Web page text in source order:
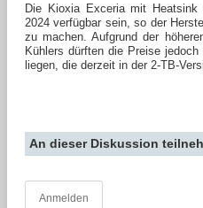
Die Kioxia Exceria mit
2024 verfügbar sein, so der
zu machen. Aufgrund der
Kühlers dürften die Preise
liegen, die derzeit in der 2-TB-
An dieser Diskussion
Anmelden